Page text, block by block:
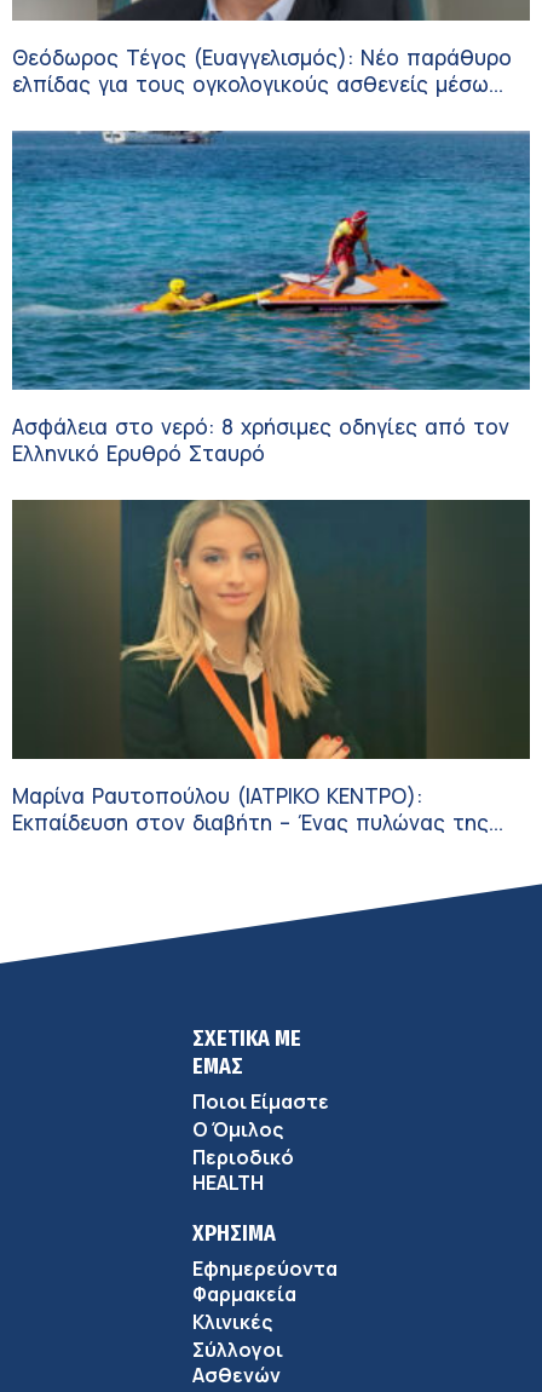
Θεόδωρος Τέγος (Ευαγγελισμός): Νέο παράθυρο
ελπίδας για τους ογκολογικούς ασθενείς μέσω
Ασφάλεια στο νερό: 8 χρήσιμες οδηγίες από τον
Ελληνικό Ερυθρό Σταυρό
Μαρίνα Ραυτοπούλου (ΙΑΤΡΙΚΟ ΚΕΝΤΡΟ):
Εκπαίδευση στον διαβήτη – Ένας πυλώνας της
ΣΧΕΤΙΚΑ ΜΕ
ΕΜΑΣ
Ποιοι Είμαστε
Ο Όμιλος
Περιοδικό
HEALTH
ΧΡΗΣΙΜΑ
Εφημερεύοντα
Φαρμακεία
Κλινικές
Σύλλογοι
Ασθενών